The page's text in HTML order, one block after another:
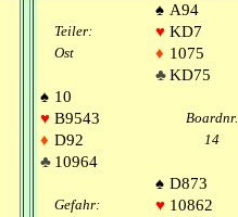
♠ A94
Teiler: ♥ KD7
Ost ♦ 1075
♣KD75
♠ 10
♥ B9543 Boardnr.
♦ D92 14
♣ 10964
♠ D873
Gefahr: ♥ 10862